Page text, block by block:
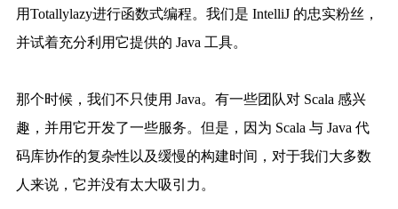
用Totallylazy进行函数式编程。我们是 IntelliJ 的忠实粉丝，
并试着充分利用它提供的 Java 工具。
那个时候，我们不只使用 Java。有一些团队对 Scala 感兴
趣，并用它开发了一些服务。但是，因为 Scala 与 Java 代
码库协作的复杂性以及缓慢的构建时间，对于我们大多数
人来说，它并没有太大吸引力。